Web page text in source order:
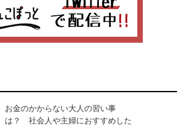
お金のかからない大人の習い事
は？ 社会人や主婦におすすめした